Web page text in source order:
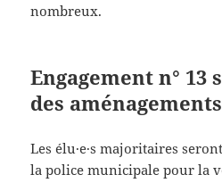
nombreux.
Engagement n° 13
des
Les élu·e·s majoritaires
la police municipale pour la